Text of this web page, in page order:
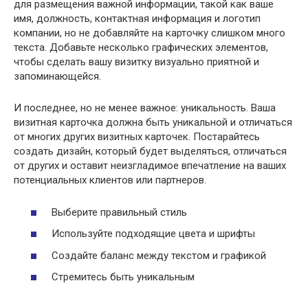
для размещения важной информации, такой как ваше
имя, должность, контактная информация и логотип
компании, но не добавляйте на карточку слишком много
текста. Добавьте несколько графических элементов,
чтобы сделать вашу визитку визуально приятной и
запоминающейся.
И последнее, но не менее важное: уникальность. Ваша
визитная карточка должна быть уникальной и отличаться
от многих других визитных карточек. Постарайтесь
создать дизайн, который будет выделяться, отличаться
от других и оставит неизгладимое впечатление на ваших
потенциальных клиентов или партнеров.
Выберите правильный стиль
Используйте подходящие цвета и шрифты
Создайте баланс между текстом и графикой
Стремитесь быть уникальным